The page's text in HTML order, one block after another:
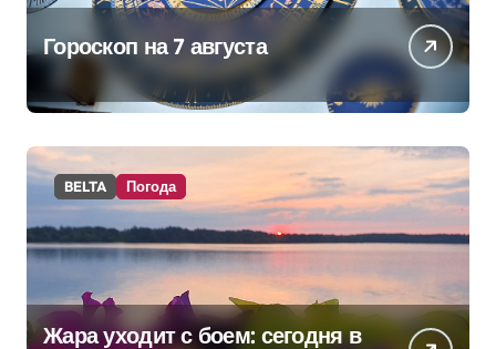
Гороскоп на 7 августа
BELTA Погода
Жара уходит с боем: сегодня в